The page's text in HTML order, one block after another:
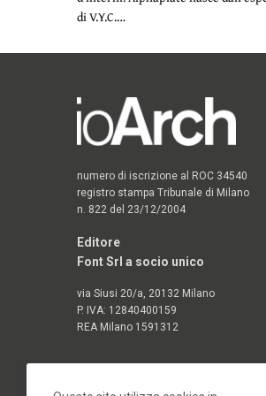
di V.Y.C.…
numero di iscrizione al ROC 34540
registro stampa Tribunale di Milano
n. 822 del 23/12/2004
Editore
Font Srl a socio unico
via Siusi 20/a, 20132 Milano
P. IVA: 12840400159
REA Milano 1591312